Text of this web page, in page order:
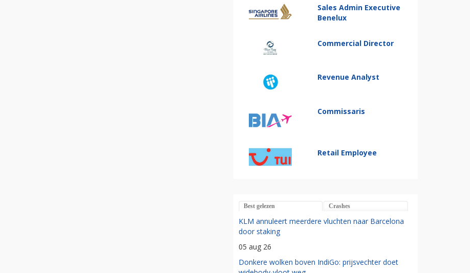
Sales Admin Executive
Benelux
Commercial Director
Revenue Analyst
Commissaris
Retail Employee
Best gelezen Crashes
KLM annuleert meerdere vluchten naar Barcelona
door staking
05 aug 26
Donkere wolken boven IndiGo: prijsvechter doet